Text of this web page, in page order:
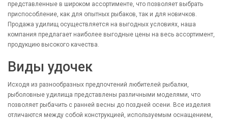
представленные в широком ассортименте, что позволяет выбрать
приспособление, как для опытных рыбаков, так и для новичков.
Продажа удилищ осуществляется на выгодных условиях, наша
компания предлагает наиболее выгодные цены на весь ассортимент,
продукцию высокого качества.
Виды удочек
Исходя из разнообразных предпочтений любителей рыбалки,
рыболовные удилища представлены различными моделями, что
позволяет рыбачить с ранней весны до поздней осени. Все изделия
отличаются между собой конструкцией, используемым оснащением,